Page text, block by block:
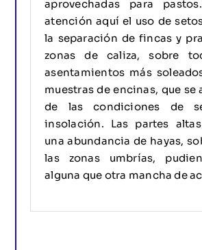
aprovechadas para
atención aquí el uso de
la separación de fincas y
zonas de caliza, sobre
asentamientos más
muestras de encinas, que se
de las condiciones de
insolación. Las partes
una abundancia de hayas,
las zonas umbrías,
alguna que otra mancha de